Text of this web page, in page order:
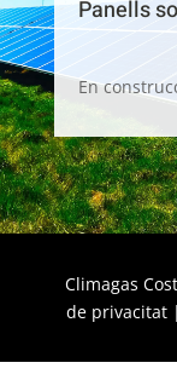
Panells
En
Climagas
de privacitat|